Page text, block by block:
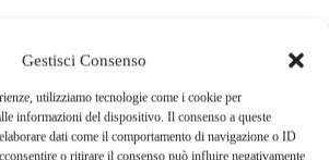
Gestisci Consenso
utilizziamo tecnologie come i cookie per
informazioni del dispositivo. Il consenso a queste
dati come il comportamento di navigazione o ID
o ritirare il consenso può influire negativamente